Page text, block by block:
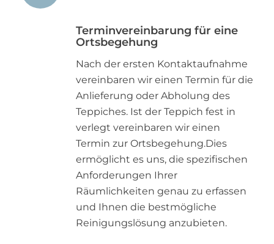
Terminvereinbarung für eine
Ortsbegehung
Nach der ersten Kontaktaufnahme
vereinbaren wir einen Termin für die
Anlieferung oder Abholung des
Teppiches. Ist der Teppich fest in
verlegt vereinbaren wir einen
Termin zur Ortsbegehung.Dies
ermöglicht es uns, die spezifischen
Anforderungen Ihrer
Räumlichkeiten genau zu erfassen
und Ihnen die bestmögliche
Reinigungslösung anzubieten.